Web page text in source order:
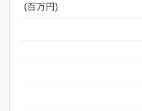
(百万円)